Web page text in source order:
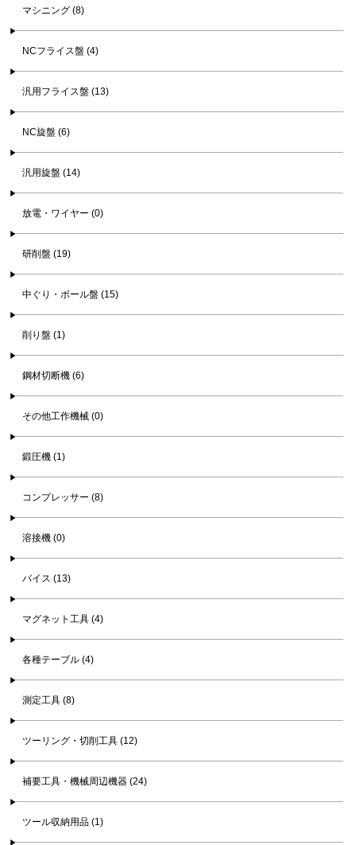
マシニング (8)
NCフライス盤 (4)
汎用フライス盤 (13)
NC旋盤 (6)
汎用旋盤 (14)
放電・ワイヤー (0)
研削盤 (19)
中ぐり・ボール盤 (15)
削り盤 (1)
鋼材切断機 (6)
その他工作機械 (0)
鍛圧機 (1)
コンプレッサー (8)
溶接機 (0)
バイス (13)
マグネット工具 (4)
各種テーブル (4)
測定工具 (8)
ツーリング・切削工具 (12)
補要工具・機械周辺機器 (24)
ツール収納用品 (1)